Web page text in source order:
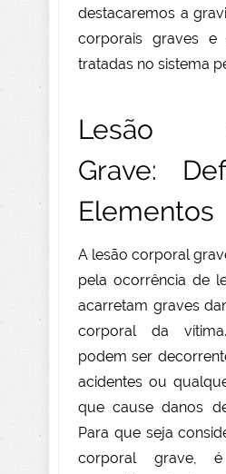
destacaremos a
corporais graves
tratadas no sistema
Lesão
Grave:
Elementos
A lesão corporal
pela ocorrência de
acarretam graves
corporal da
podem ser
acidentes ou
que cause danos
Para que seja
corporal grave,